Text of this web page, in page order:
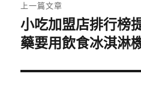
章
導
覽
上一篇文章
上
一
文
小吃加盟店排行榜
藥要用飲食冰淇淋